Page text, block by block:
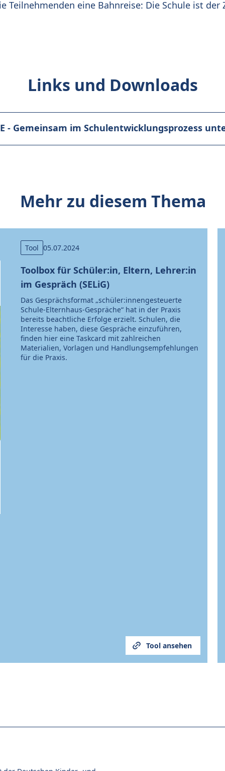
Teilnehmenden eine Bahnreise: Die Schule ist der
Links und Downloads
- Gemeinsam im Schulentwicklungsprozess
Mehr zu diesem Thema
Tool 05.07.2024
Toolbox für Schüler:in, Eltern, Lehrer:in
im Gespräch (SELiG)
Das Gesprächsformat „schüler:innengesteuerte
Schule-Elternhaus-Gespräche“ hat in der Praxis
bereits beachtliche Erfolge erzielt. Schulen, die
Interesse haben, diese Gespräche einzuführen,
finden hier eine Taskcard mit zahlreichen
Materialien, Vorlagen und Handlungsempfehlungen
für die Praxis.
Tool ansehen